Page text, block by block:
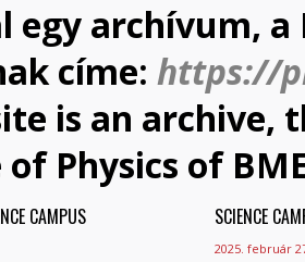
egy archívum,
címe: https://
is an archive,
Physics of
CAMPUS SCIENCE
2025. február